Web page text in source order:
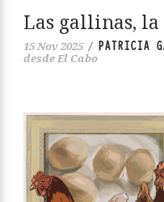
Las gallinas,
15 Nov 2025 / PATRICIA
desde El Cabo